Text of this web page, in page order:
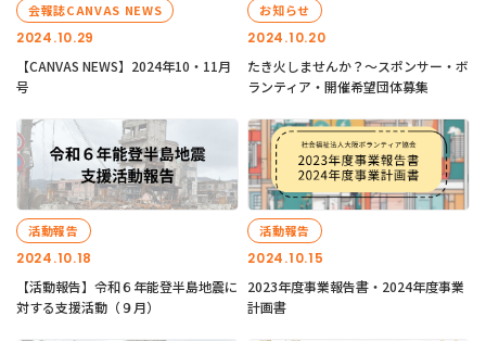
2024.10.29
会報誌CANVAS NEWS
【CANVAS NEWS】2024年10・11月
号
2024.10.20
お知らせ
たき火しませんか？～スポンサー・ボ
ランティア・開催希望団体募集
2024.10.18
活動報告
【活動報告】令和６年能登半島地震に
対する支援活動（９月）
2024.10.15
活動報告
2023年度事業報告書・2024年度事業
計画書